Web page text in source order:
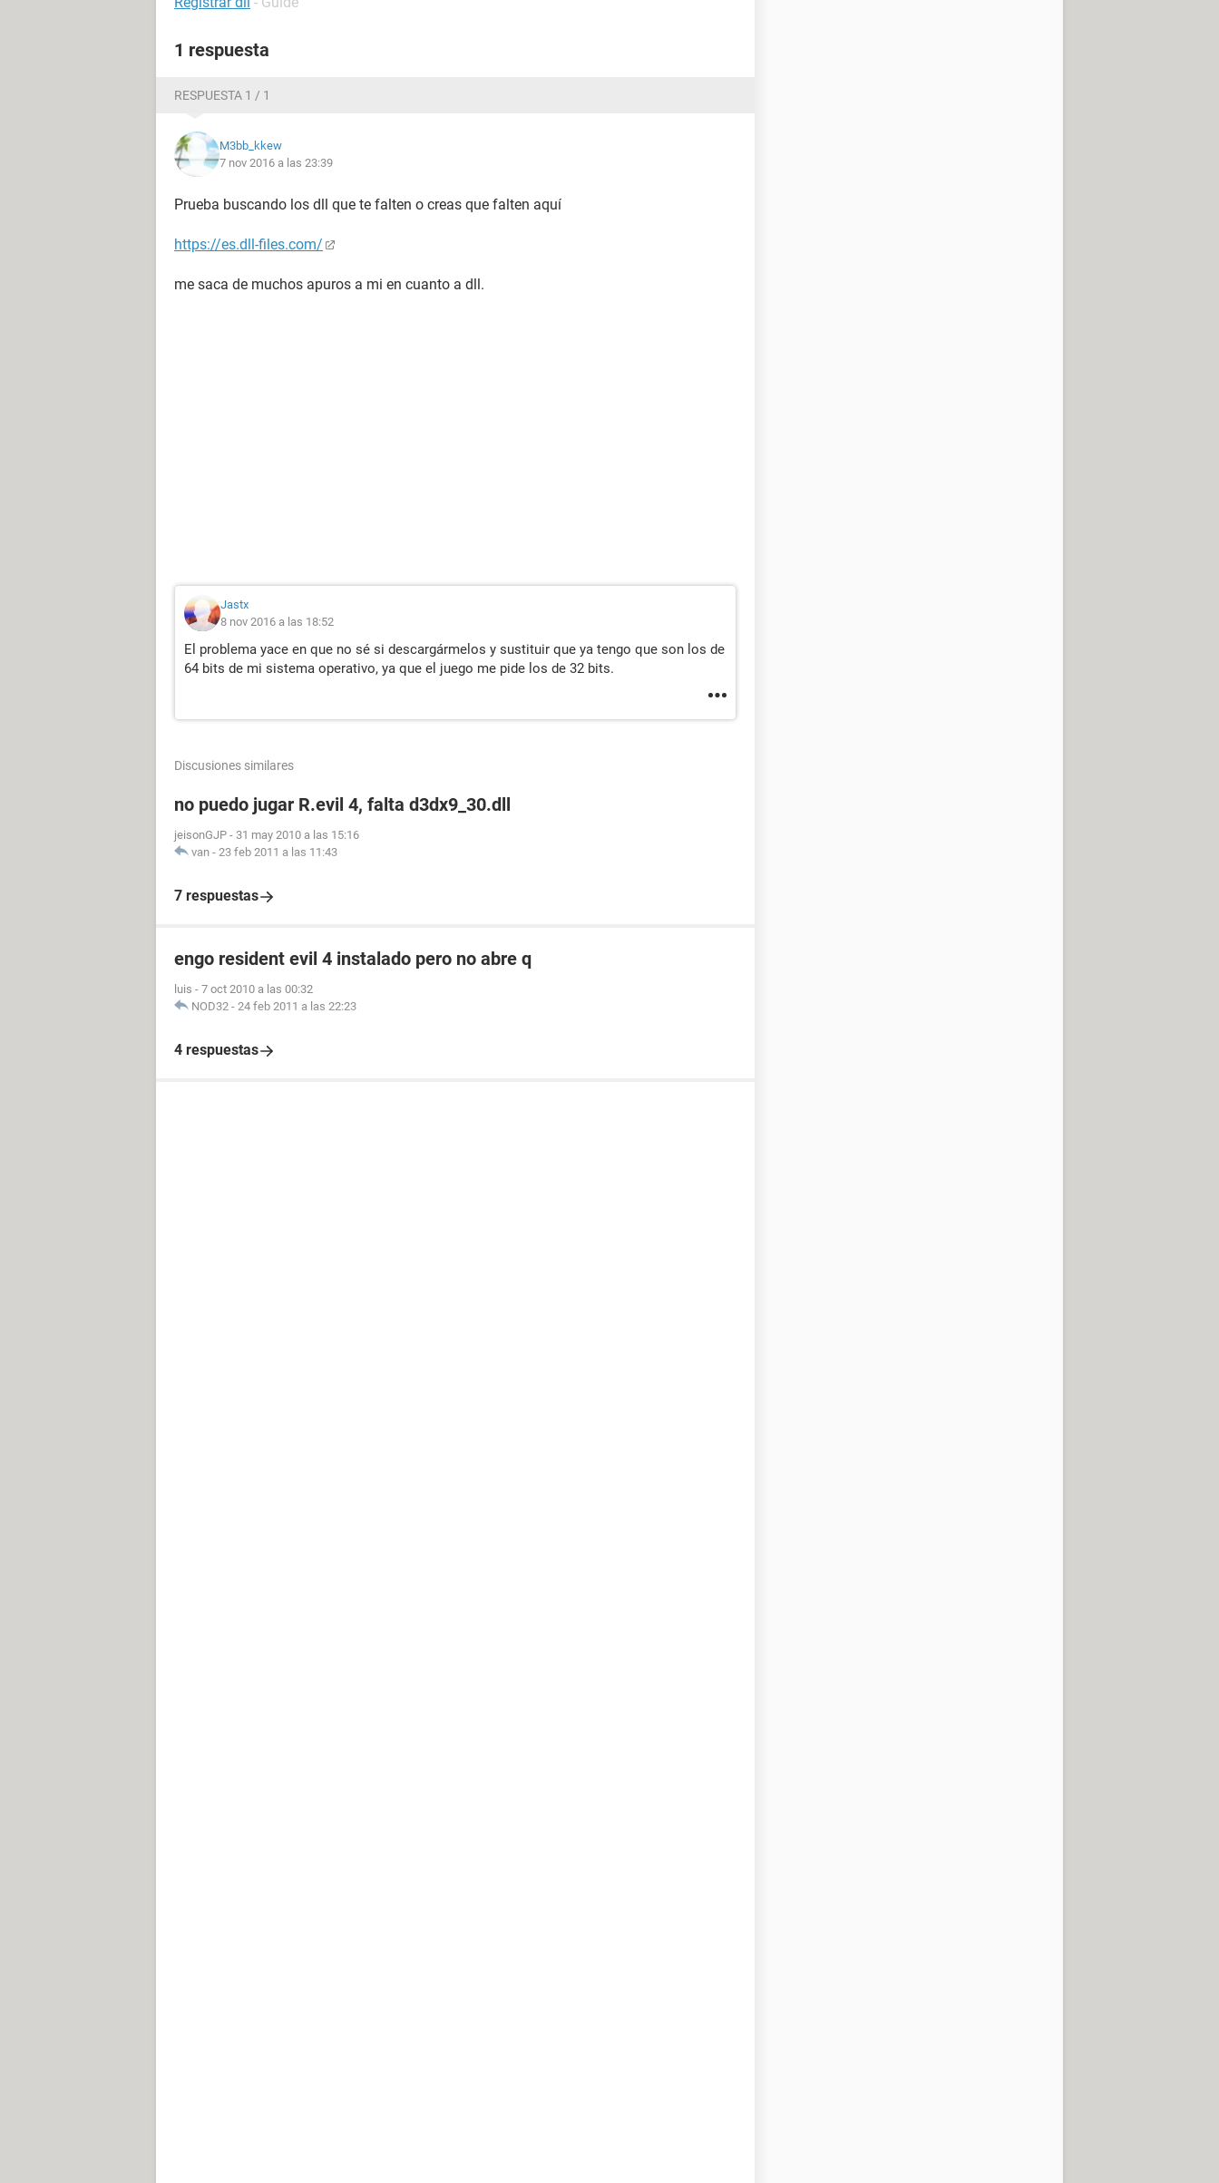
1 respuesta
RESPUESTA 1 / 1
M3bb_kkew
7 nov 2016 a las 23:39
Prueba buscando los dll que te falten o creas que falten aquí
https://es.dll-files.com/
me saca de muchos apuros a mi en cuanto a dll.
Jastx
8 nov 2016 a las 18:52
El problema yace en que no sé si descargármelos y sustituir que ya tengo que son los de
64 bits de mi sistema operativo, ya que el juego me pide los de 32 bits.
Discusiones similares
no puedo jugar R.evil 4, falta d3dx9_30.dll
jeisonGJP - 31 may 2010 a las 15:16
van - 23 feb 2011 a las 11:43
7 respuestas
engo resident evil 4 instalado pero no abre q
luis - 7 oct 2010 a las 00:32
NOD32 - 24 feb 2011 a las 22:23
4 respuestas